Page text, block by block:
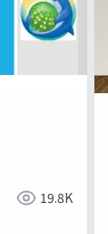
19.8K